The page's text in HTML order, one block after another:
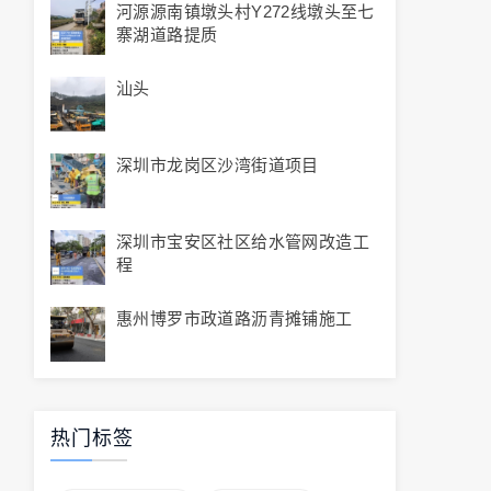
河源源南镇墩头村Y272线墩头至七
寨湖道路提质
汕头
深圳市龙岗区沙湾街道项目
深圳市宝安区社区给水管网改造工
程
惠州博罗市政道路沥青摊铺施工
热门标签